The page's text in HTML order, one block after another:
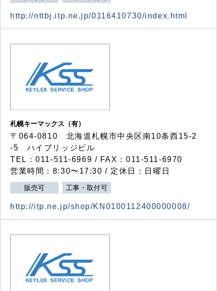
http://nttbj.itp.ne.jp/0116410730/index.html
札幌キーマックス（有）
〒064-0810 北海道札幌市中央区南10条西15-2
-5 ハイブリッジビル
TEL：011-511-6969 / FAX：011-511-6970
営業時間：8:30〜17:30 / 定休日：日曜日
販売可 工事・取付可
http://itp.ne.jp/shop/KN0100112400000008/